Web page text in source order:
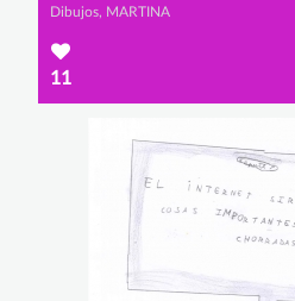
Dibujos, MARTINA
11